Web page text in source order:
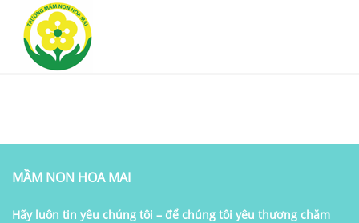
MẦM NON HOA MAI
Hãy luôn tin yêu chúng tôi – để chúng tôi yêu thương chăm